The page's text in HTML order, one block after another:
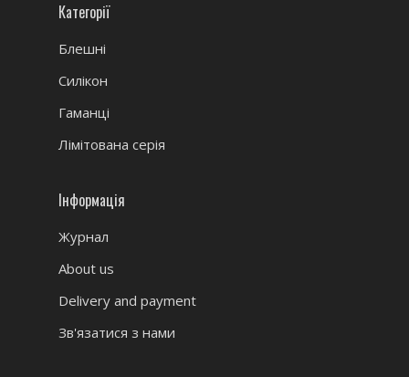
Категорії
Блешні
Силікон
Гаманці
Лімітована серія
Інформація
Журнал
About us
Delivery and payment
Зв'язатися з нами